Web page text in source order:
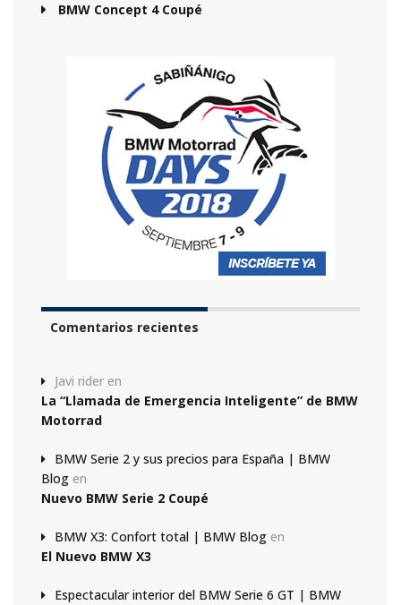
BMW Concept 4 Coupé
Comentarios recientes
Javi rider en
La “Llamada de Emergencia Inteligente” de BMW
Motorrad
BMW Serie 2 y sus precios para España | BMW
Blog en
Nuevo BMW Serie 2 Coupé
BMW X3: Confort total | BMW Blog en
El Nuevo BMW X3
Espectacular interior del BMW Serie 6 GT | BMW